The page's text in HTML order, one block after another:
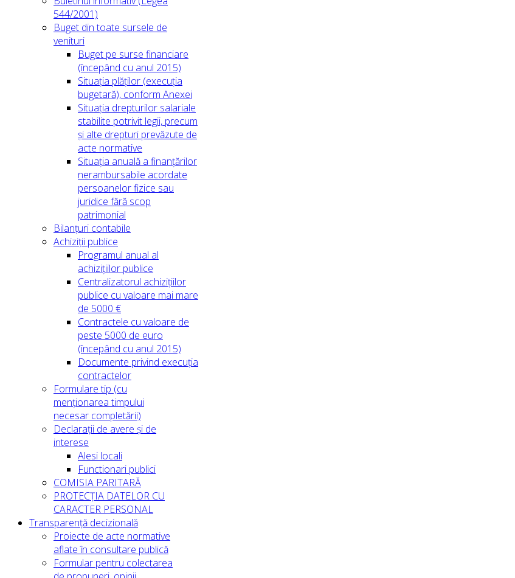
544/2001)
Buget din toate sursele de
venituri
Buget pe surse financiare
(începând cu anul 2015)
Situația plăților (execuția
bugetară), conform Anexei
Situația drepturilor salariale
stabilite potrivit legii, precum
și alte drepturi prevăzute de
acte normative
Situația anuală a finanțărilor
nerambursabile acordate
persoanelor fizice sau
juridice fără scop
patrimonial
Bilanțuri contabile
Achiziții publice
Programul anual al
achizițiilor publice
Centralizatorul achizițiilor
publice cu valoare mai mare
de 5000 €
Contractele cu valoare de
peste 5000 de euro
(începând cu anul 2015)
Documente privind execuția
contractelor
Formulare tip (cu
menționarea timpului
necesar completării)
Declarații de avere și de
interese
Alesi locali
Functionari publici
COMISIA PARITARĂ
PROTECȚIA DATELOR CU
CARACTER PERSONAL
Transparență decizională
Proiecte de acte normative
aflate în consultare publică
Formular pentru colectarea